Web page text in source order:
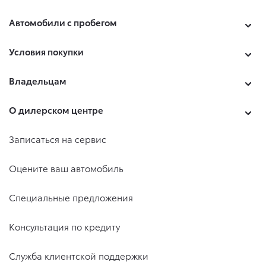
Автомобили с пробегом
Условия покупки
Владельцам
О дилерском центре
Записаться на сервис
Оцените ваш автомобиль
Специальные предложения
Консультация по кредиту
Служба клиентской поддержки